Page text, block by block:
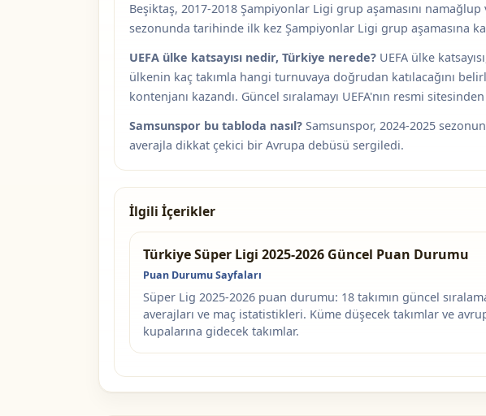
Beşiktaş, 2017-2018 Şampiyonlar Ligi grup aşamasını
sezonunda tarihinde ilk kez Şampiyonlar Ligi grup aşamasına
UEFA ülke katsayısı nedir, Türkiye nerede?UEFA ülke
ülkenin kaç takımla hangi turnuvaya doğrudan katılacağını
kontenjanı kazandı. Güncel sıralamayı UEFA'nın resmi
Samsunspor bu tabloda nasıl?Samsunspor, 2024-2025
averajla dikkat çekici bir Avrupa debüsü sergiledi.
İlgili İçerikler
Türkiye Süper Ligi 2025-2026 Güncel Puan Durumu
Puan Durumu Sayfaları
Süper Lig 2025-2026 puan durumu: 18 takımın güncel
averajları ve maç istatistikleri. Küme düşecek takımlar ve
kupalarına gidecek takımlar.